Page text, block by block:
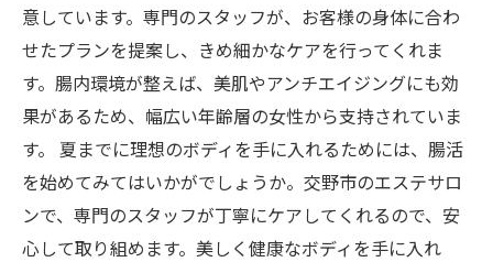
意しています。専門のスタッフが、お客様の身体に合わ
せたプランを提案し、きめ細かなケアを行ってくれま
す。腸内環境が整えば、美肌やアンチエイジングにも効
果があるため、幅広い年齢層の女性から支持されていま
す。 夏までに理想のボディを手に入れるためには、腸活
を始めてみてはいかがでしょうか。交野市のエステサロ
ンで、専門のスタッフが丁寧にケアしてくれるので、安
心して取り組めます。美しく健康なボディを手に入れ